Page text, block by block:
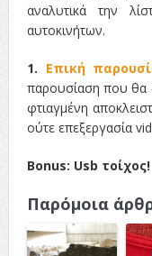
αναλυτικά την
αυτοκινήτων.
1. Επική
παρουσίαση που θα
φτιαγμένη
ούτε επεξεργασία
Bonus: Usb τοίχος!
Παρόμοια